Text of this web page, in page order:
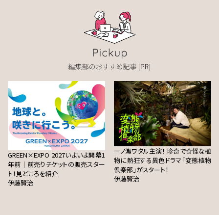
GREEN×EXPO 2027いよいよ開幕1
年前｜前売りチケットの販売スター
ト！見どころを紹介
伊藤賢治
一ノ瀬ワタル主演！ 珍奇で奇怪な植
物に熱狂する異色ドラマ「変態植物
倶楽部」がスタート！
伊藤賢治